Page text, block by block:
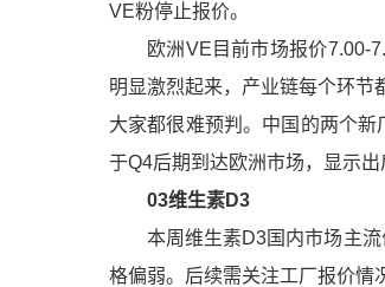
VE粉停止报价。
欧洲VE目前市场报价7.00-
明显激烈起来，产业链每个环节
大家都很难预判。中国的两个
于Q4后期到达欧洲市场，显示
03维生素D3
本周维生素D3国内市场主
格偏弱。后续需关注工厂报价情